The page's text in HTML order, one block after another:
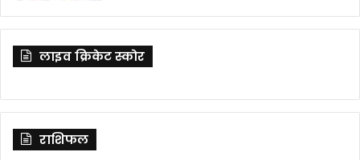
लाइव क्रिकेट स्कोर
राशिफल